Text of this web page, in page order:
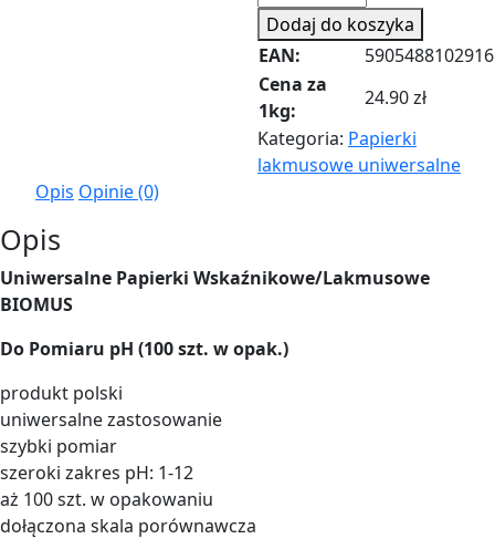
Papierki
wskaźnikowe
PL
uniwersalne
100szt
Dodaj do koszyka
EAN:
5905488102916
Cena za
1kg:
24.90 zł
Kategoria: Papierki
lakmusowe uniwersalne
Opis Opinie (0)
Opis
Uniwersalne Papierki Wskaźnikowe/Lakmusowe
BIOMUS
Do Pomiaru pH (100 szt. w opak.)
produkt polski
uniwersalne zastosowanie
szybki pomiar
szeroki zakres pH: 1-12
aż 100 szt. w opakowaniu
dołączona skala porównawcza